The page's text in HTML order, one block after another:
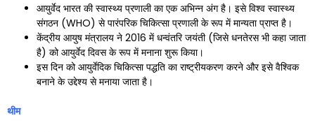
आयुर्वेद भारत की स्वास्थ्य प्रणाली का एक अभिन्न अंग है। इसे विश्व स्वास्थ्य
संगठन (WHO) से पारंपरिक चिकित्सा प्रणाली के रूप में मान्यता प्राप्त है।
केंद्रीय आयुष मंत्रालय ने 2016 में धन्वंतरि जयंती (जिसे धनतेरस भी कहा जाता
है) को आयुर्वेद दिवस के रूप में मनाना शुरू किया।
इस दिन को आयुर्वेदिक चिकित्सा पद्धति का राष्ट्रीयकरण करने और इसे वैश्विक
बनाने के उद्देश्य से मनाया जाता है।
थीम